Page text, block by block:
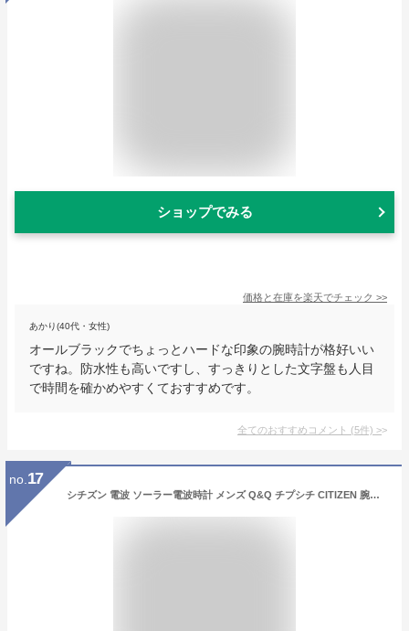
ショップでみる
価格と在庫を楽天でチェック >>
あかり(40代・女性)
オールブラックでちょっとハードな印象の腕時計が格好いい
ですね。防水性も高いですし、すっきりとした文字盤も人目
で時間を確かめやすくておすすめです。
全てのおすすめコメント (5件) >
no. 17
シチズン 電波 ソーラー電波時計 メンズ Q&Q チプシチ CITIZEN 腕時計 防水 電波ソーラー アナログ アナデジ 白 ホワイト ブルー 青 ブラック 黒 シンプル カジュアル 誕生日プレゼント 男性 ギフト おすすめ MD06-335 MD06-305 MD06-315 D05A-001VK D05A-002VK